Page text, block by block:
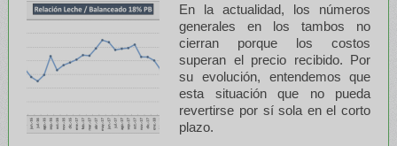
En la actualidad, los números
generales en los tambos no
cierran porque los costos
superan el precio recibido. Por
su evolución, entendemos que
esta situación que no pueda
revertirse por sí sola en el corto
plazo.